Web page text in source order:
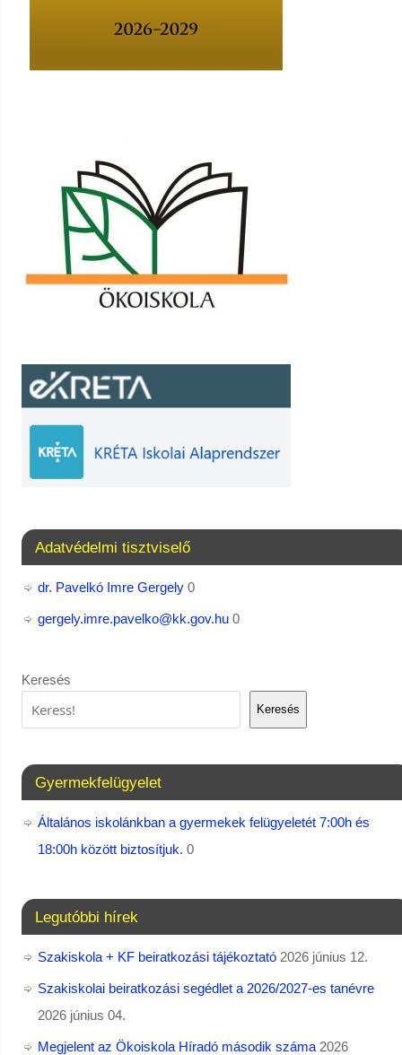
Adatvédelmi tisztviselő
dr. Pavelkó Imre Gergely0
gergely.imre.pavelko@kk.gov.hu0
Keresés
Keresés
Gyermekfelügyelet
Általános iskolánkban a gyermekek felügyeletét 7:00h és
18:00h között biztosítjuk. 0
Legutóbbi hírek
Szakiskola + KF beiratkozási tájékoztató 2026 június 12.
Szakiskolai beiratkozási segédlet a 2026/2027-es tanévre
2026 június 04.
Megjelent az Ökoiskola Híradó második száma 2026